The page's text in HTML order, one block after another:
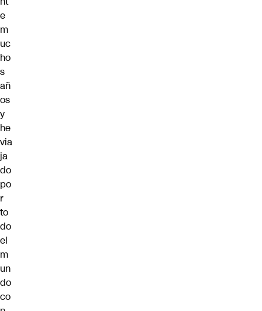
e
m
uc
ho
s
añ
os
y
he
via
ja
do
po
r
to
do
el
m
un
do
co